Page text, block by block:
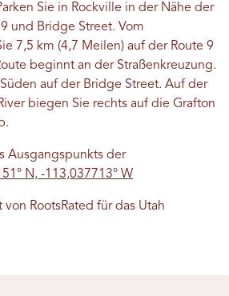
Sie in Rockville in der Nähe der
und Bridge Street. Vom
7,5 km (4,7 Meilen) auf der Route 9
beginnt an der Straßenkreuzung.
auf der Bridge Street. Auf der
biegen Sie rechts auf die Grafton
Ausgangspunkts der
N, -113,037713° W
RootsRated für das Utah